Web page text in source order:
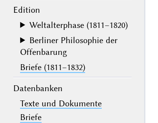
Edition
Weltalterphase (1811–1820)
Berliner Philosophie der
Offenbarung
Briefe (1811–1832)
Datenbanken
Texte und Dokumente
Briefe